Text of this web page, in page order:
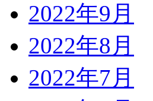
2022年9月
2022年8月
2022年7月